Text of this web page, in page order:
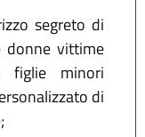
segreto di
donne vittime
minori
di